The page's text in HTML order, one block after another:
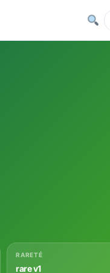
RARETÉ
rare v1